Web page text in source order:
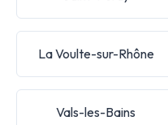
La Voulte-sur-Rhône
Vals-les-Bains